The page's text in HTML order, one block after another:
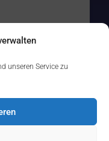
unseren Service zu